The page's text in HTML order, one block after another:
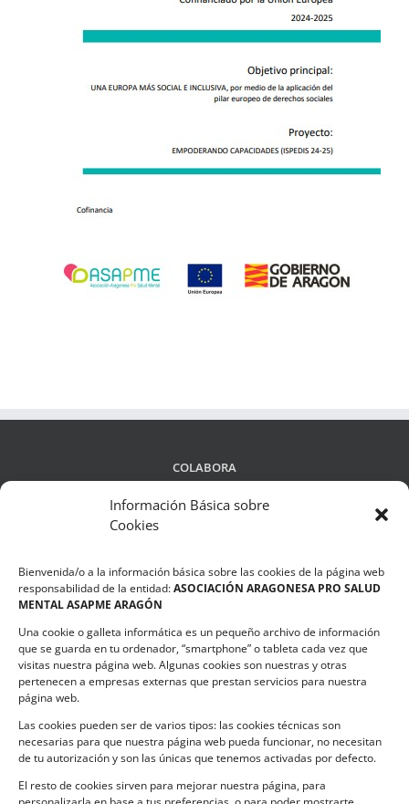
Información Básica sobre
Cookies
Bienvenida/o a la información básica sobre las cookies de la página web
responsabilidad de la entidad:ASOCIACIÓN ARAGONESA PRO SALUD
MENTAL ASAPME ARAGÓN
Una cookie o galleta informática es un pequeño archivo de información
que se guarda en tu ordenador, “smartphone” o tableta cada vez que
visitas nuestra página web. Algunas cookies son nuestras y otras
pertenecen a empresas externas que prestan servicios para nuestra
página web.
Las cookies pueden ser de varios tipos: las cookies técnicas son
necesarias para que nuestra página web pueda funcionar, no necesitan
de tu autorización y son las únicas que tenemos activadas por defecto.
El resto de cookies sirven para mejorar nuestra página, para
COLABORA
Política de privacidad
Compromiso de Protección de Datos
Política de Cookies
CONTACTO
C/ Ciudadela s/n. Parque Delicias.
50017 Zaragoza